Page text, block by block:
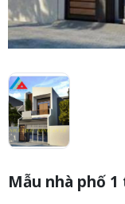
Mẫu nhà phố